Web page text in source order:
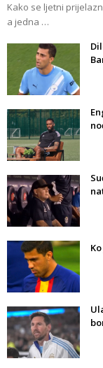
Kako se ljetni
a jedna …